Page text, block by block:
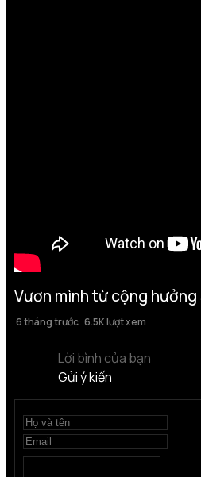
Vươn mình từ cộng hưởng
6 tháng trước 6.5K lượt xem
Lời bình của bạn
Gửi ý kiến